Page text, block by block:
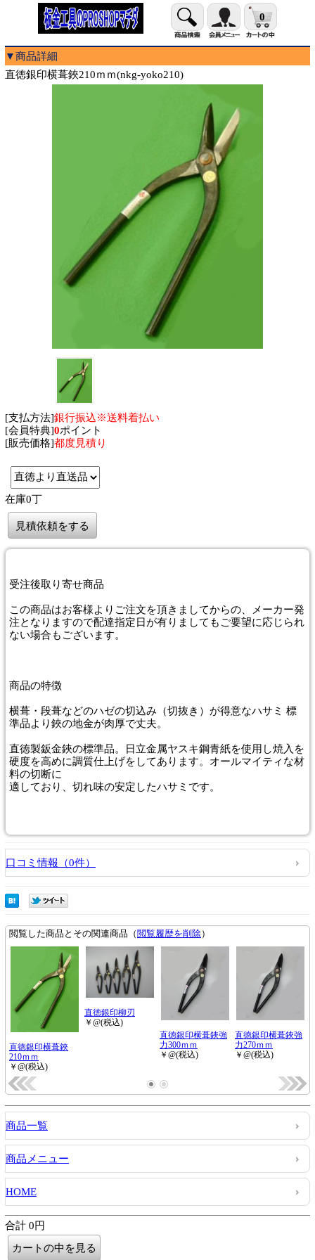
0
▼商品詳細
直徳銀印横葺鋏210ｍｍ(nkg-yoko210)
[支払方法]銀行振込※送料着払い
[会員特典]0ポイント
[販売価格]都度見積り
在庫0丁
見積依頼をする
受注後取り寄せ商品
この商品はお客様よりご注文を頂きましてからの、メーカー発
注となりますので配達指定日が有りましてもご要望に応じられ
ない場合もございます。
商品の特徴
横葺・段葺などのハゼの切込み（切抜き）が得意なハサミ 標
準品より鋏の地金が肉厚で丈夫。
直徳製鈑金鋏の標準品。日立金属ヤスキ鋼青紙を使用し焼入を
硬度を高めに調質仕上げをしてあります。オールマイティな材
料の切断に
適しており、切れ味の安定したハサミです。
口コミ情報（0件）
商品一覧
商品メニュー
HOME
合計 0円